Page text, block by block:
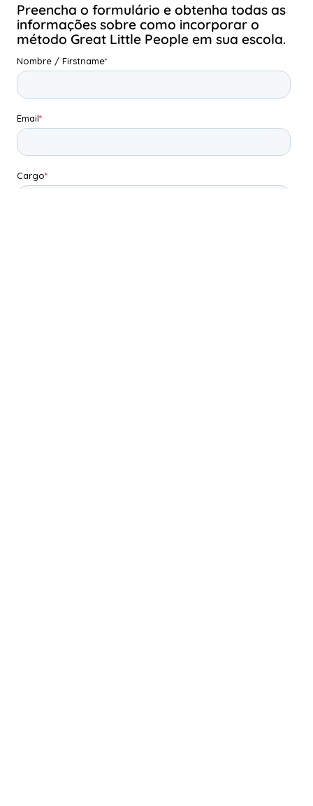
Preencha o formulário e obtenha todas as
informações sobre como incorporar o
método Great Little People em sua escola.